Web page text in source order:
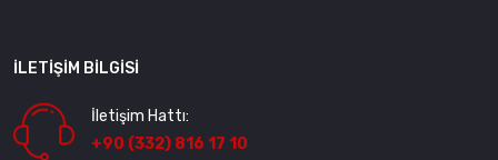
İLETIŞIM BILGISI
İletişim Hattı:
+90 (332) 816 17 10